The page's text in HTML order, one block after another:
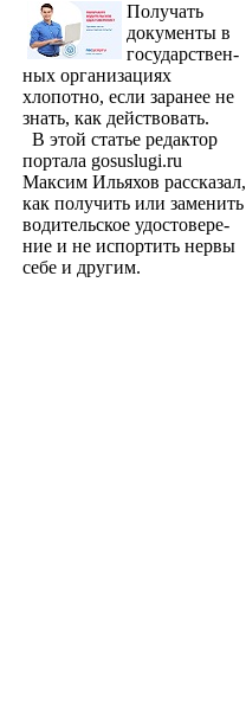
Получать
доку­менты в
государствен­
ных организациях
хлопотно, если заранее не
знать, как действовать.
В этой статье редактор
портала gosuslugi.ru
Максим Ильяхов рассказал,
как получить или заменить
водительское удостовере­
ние и не испортить нервы
себе и другим.